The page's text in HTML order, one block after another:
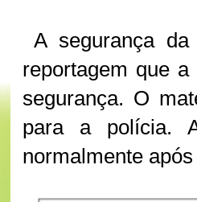
A segurança
reportagem que
segurança. O
para a polícia.
normalmente